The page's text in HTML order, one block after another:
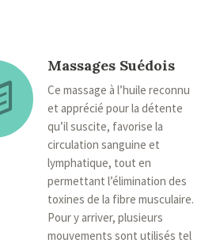
Massages Suédois
Ce massage à l’huile reconnu
et apprécié pour la détente
qu’il suscite, favorise la
circulation sanguine et
lymphatique, tout en
permettant l’élimination des
toxines de la fibre musculaire.
Pour y arriver, plusieurs
mouvements sont utilisés tel